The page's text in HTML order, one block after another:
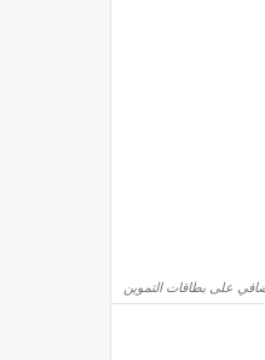
على بطاقات التموين